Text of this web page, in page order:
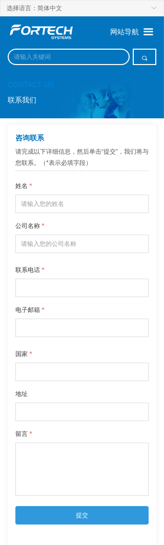
끠
끀
网站导航
ꀅ
选择语言：简体中文
联系我们
CONTACT US
咨询联系
请完成以下详细信息，然后单击“提交”，我们将与
您联系。（*表示必填字段）
姓名 *
公司名称 *
联系电话 *
电子邮箱 *
国家 *
地址
留言 *
提交